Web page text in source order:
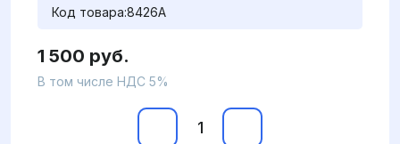
Код товара:8426A
1 500 руб.
В том числе НДС 5%